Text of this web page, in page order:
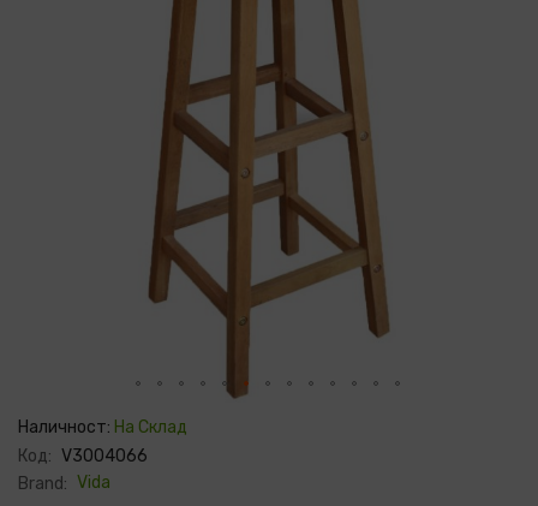
към
на
галерия
със
Наличност: На Склад
Код: V3004066
Brand: Vida